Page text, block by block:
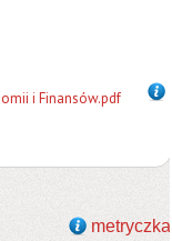
i Finansów.pdf
metryczka